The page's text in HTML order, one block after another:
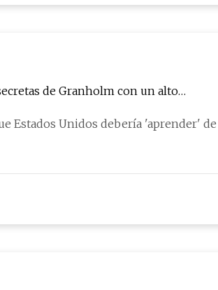
Estados Unidos debería 'aprender' de